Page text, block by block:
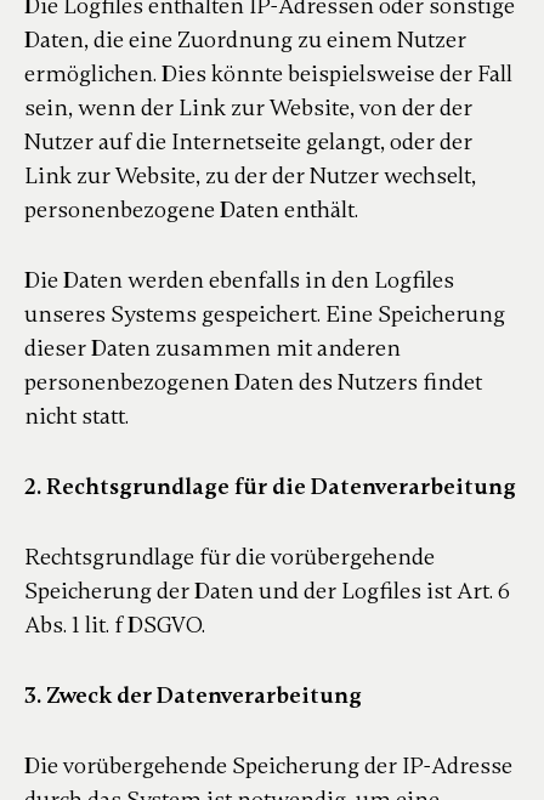
Die Logfiles enthalten IP-Adressen oder sonstige
Daten, die eine Zuordnung zu einem Nutzer
ermöglichen. Dies könnte beispielsweise der Fall
sein, wenn der Link zur Website, von der der
Nutzer auf die Internetseite gelangt, oder der
Link zur Website, zu der der Nutzer wechselt,
personenbezogene Daten enthält.
Die Daten werden ebenfalls in den Logfiles
unseres Systems gespeichert. Eine Speicherung
dieser Daten zusammen mit anderen
personenbezogenen Daten des Nutzers findet
nicht statt.
2. Rechtsgrundlage für die Datenverarbeitung
Rechtsgrundlage für die vorübergehende
Speicherung der Daten und der Logfiles ist Art. 6
Abs. 1 lit. f DSGVO.
3. Zweck der Datenverarbeitung
Die vorübergehende Speicherung der IP-Adresse